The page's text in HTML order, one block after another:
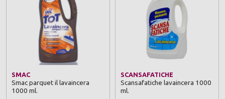
SMAC
Smac parquet il lavaincera
1000 ml.
SCANSAFATICHE
Scansafatiche lavaincera 1000
ml.